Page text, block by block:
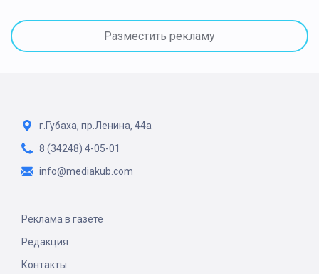
Разместить рекламу
г.Губаха, пр.Ленина, 44а
8 (34248) 4-05-01
info@mediakub.com
Реклама в газете
Редакция
Контакты